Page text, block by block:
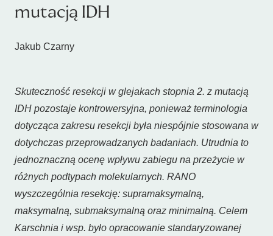
mutacją IDH
Jakub Czarny
Skuteczność resekcji w glejakach stopnia 2. z mutacją
IDH pozostaje kontrowersyjna, ponieważ terminologia
dotycząca zakresu resekcji była niespójnie stosowana w
dotychczas przeprowadzanych badaniach. Utrudnia to
jednoznaczną ocenę wpływu zabiegu na przeżycie w
różnych podtypach molekularnych. RANO
wyszczególnia resekcję: supramaksymalną,
maksymalną, submaksymalną oraz minimalną. Celem
Karschnia i wsp. było opracowanie standaryzowanej